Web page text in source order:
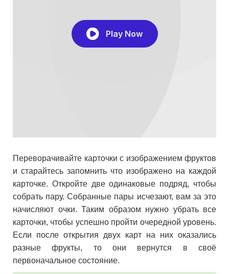
Переворачивайте карточки с изображением фруктов
и старайтесь запомнить что изображено на каждой
карточке. Откройте две одинаковые подряд, чтобы
собрать пару. Собранные пары исчезают, вам за это
начисляют очки. Таким образом нужно убрать все
карточки, чтобы успешно пройти очередной уровень.
Если после открытия двух карт на них оказались
разные фрукты, то они вернутся в своё
первоначальное состояние.